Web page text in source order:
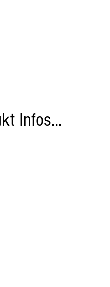
Infos...